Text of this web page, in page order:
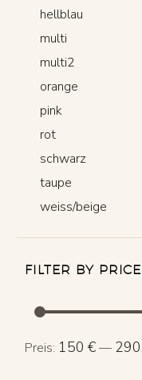
hellblau
multi
multi2
orange
pink
rot
schwarz
taupe
weiss/beige
FILTER BY PRICE
Min.
Max.
Preis: 150 €—